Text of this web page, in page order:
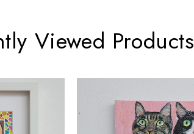
Viewed Products